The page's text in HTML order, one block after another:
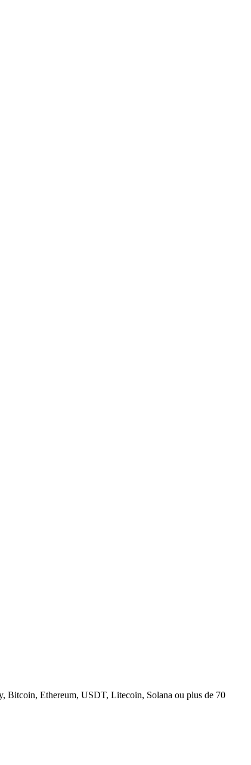
Bitcoin, Ethereum, USDT, Litecoin, Solana ou plus de 70